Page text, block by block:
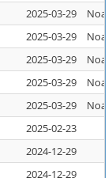
2025-03-29
2025-03-29
2025-03-29
2025-03-29
2025-03-29
2025-02-23
2024-12-29
2024-12-29